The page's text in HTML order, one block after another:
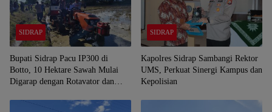
SIDRAP
Bupati Sidrap Pacu IP300 di
Botto, 10 Hektare Sawah Mulai
Digarap dengan Rotavator dan
SIDRAP
Kapolres Sidrap Sambangi Rektor
UMS, Perkuat Sinergi Kampus dan
Kepolisian